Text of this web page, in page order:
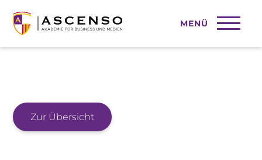
MENÜ
2025-09-16
Zur Übersicht